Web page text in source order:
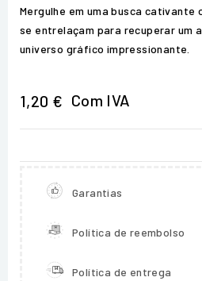
Mergulhe em uma busca cativante
se entrelaçam para recuperar um
universo gráfico impressionante.
1,20 € Com IVA
Garantias
Política de reembolso
Política de entrega